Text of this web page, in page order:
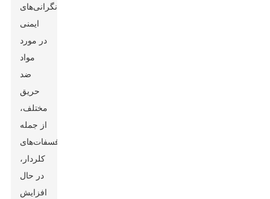
نگرانی‌های
ایمنی
در مورد
مواد
ضد
حریق
مختلف،
از جمله
ارگانوفسفات‌های
کلردار،
در حال
افزایش